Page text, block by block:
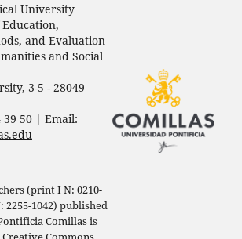
University
and Evaluation
and Social
3-5 - 28049
39 50 | Email:
(print I N: 0210-
2255-1042) published
Comillasis